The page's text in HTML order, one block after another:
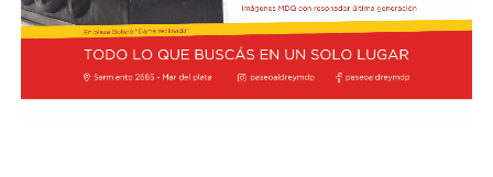
La propia página web oficial de la F1 acompañó la
puntuación de cada piloto con un análisis escrito sobre